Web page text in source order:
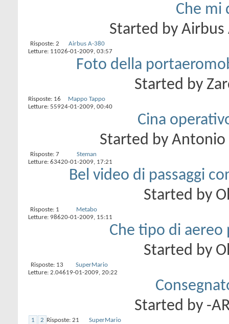
Che mi
Started by Airbus
Risposte: 2
Letture: 110
Airbus A-380
26-01-2009, 03:57
Foto della
Started by
Risposte: 16
Letture: 559
Mappo Tappo
24-01-2009, 00:40
Cina
Started by Antonio
Risposte: 7
Letture: 634
Steman
20-01-2009, 17:21
Bel video di passaggi
Started by
Risposte: 1
Letture: 986
Metabo
20-01-2009, 15:11
Che tipo di aereo
Started by
Risposte: 13
Letture: 2.046
SuperMario
19-01-2009, 20:22
Started by -
1 2 Risposte: 21
SuperMario